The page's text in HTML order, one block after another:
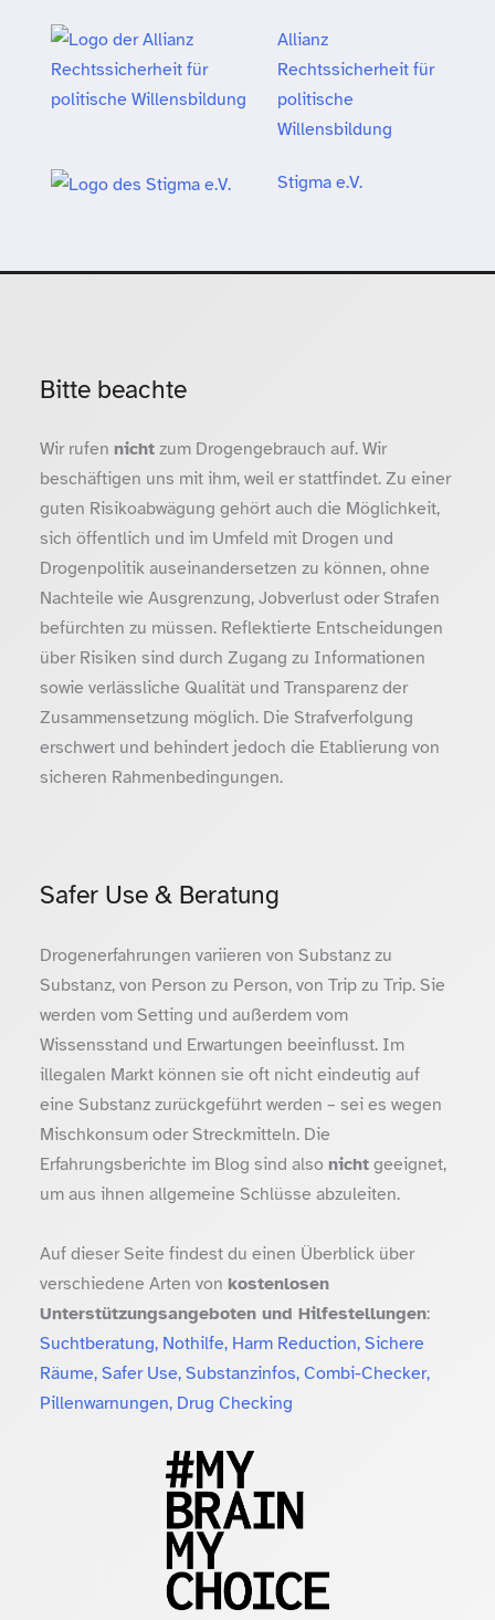
Allianz
Rechtssicherheit für
politische
Willensbildung
Stigma e.V.
Bitte beachte
Wir rufen nichtzum Drogengebrauch auf. Wir
beschäftigen uns mit ihm, weil er stattfindet. Zu einer
guten Risikoabwägung gehört auch die Möglichkeit,
sich öffentlich und im Umfeld mit Drogen und
Drogenpolitik auseinandersetzen zu können, ohne
Nachteile wie Ausgrenzung, Jobverlust oder Strafen
befürchten zu müssen. Reflektierte Entscheidungen
über Risiken sind durch Zugang zu Informationen
sowie verlässliche Qualität und Transparenz der
Zusammensetzung möglich. Die Strafverfolgung
erschwert und behindert jedoch die Etablierung von
sicheren Rahmenbedingungen.
Safer Use & Beratung
Drogenerfahrungen variieren von Substanz zu
Substanz, von Person zu Person, von Trip zu Trip. Sie
werden vom Setting und außerdem vom
Wissensstand und Erwartungen beeinflusst. Im
illegalen Markt können sie oft nicht eindeutig auf
eine Substanz zurückgeführt werden – sei es wegen
Mischkonsum oder Streckmitteln. Die
Erfahrungsberichte im Blog sind also nichtgeeignet,
um aus ihnen allgemeine Schlüsse abzuleiten.
Auf dieser Seite findest du einen Überblick über
verschiedene Arten von kostenlosen
Unterstützungsangeboten und Hilfestellungen:
Suchtberatung, Nothilfe, Harm Reduction, Sichere
Räume, Safer Use, Substanzinfos, Combi-Checker,
Pillenwarnungen, Drug Checking